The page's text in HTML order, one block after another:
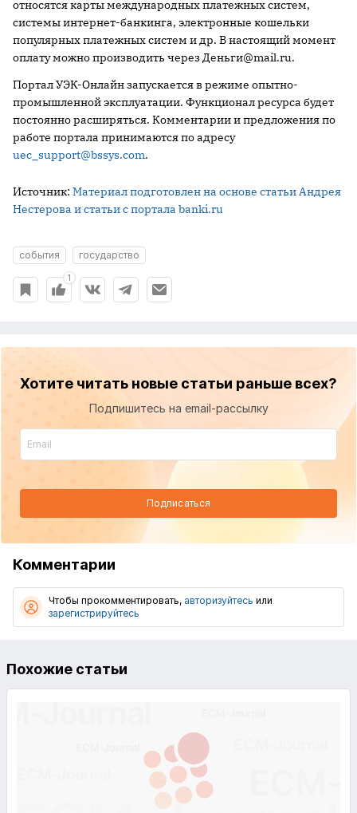
относятся карты международных платежных систем,
системы интернет-банкинга, электронные кошельки
популярных платежных систем и др. В настоящий момент
оплату можно производить через Деньги@mail.ru.
Портал УЭК-Онлайн запускается в режиме опытно-
промышленной эксплуатации. Функционал ресурса будет
постоянно расширяться. Комментарии и предложения по
работе портала принимаются по адресу
uec_support@bssys.com.
Источник: Материал подготовлен на основе статьи Андрея
Нестерова и статьи с портала banki.ru
события государство
1
Хотите читать новые статьи раньше всех?
Подпишитесь на email-рассылку
Подписаться
Комментарии
Чтобы прокомментировать, авторизуйтесь или
зарегистрируйтесь
Похожие статьи